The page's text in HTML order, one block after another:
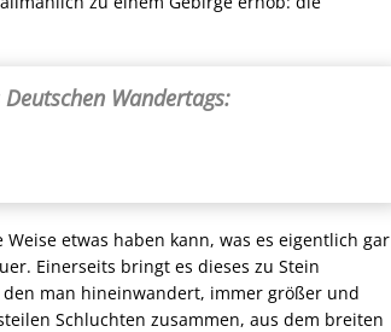
Wandertags:
etwas haben kann, was es eigentlich gar
Einerseits bringt es dieses zu Stein
man hineinwandert, immer größer und
Schluchten zusammen, aus dem breiten